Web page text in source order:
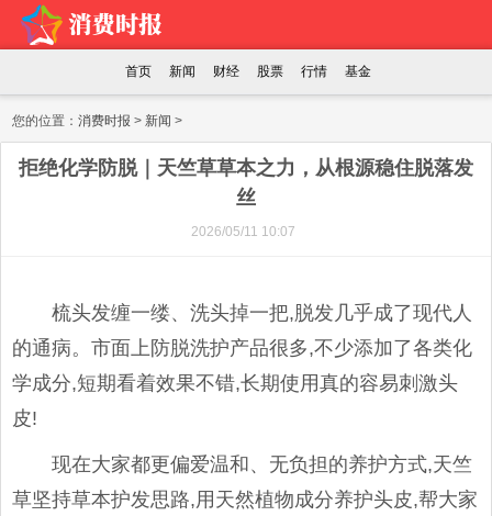
首页 新闻 财经 股票 行情 基金
您的位置：消费时报 > 新闻 >
拒绝化学防脱｜天竺草草本之力，从根源稳住脱落发
丝
2026/05/11 10:07
梳头发缠一缕、洗头掉一把,脱发几乎成了现代人
的通病。市面上防脱洗护产品很多,不少添加了各类化
学成分,短期看着效果不错,长期使用真的容易刺激头
皮!
现在大家都更偏爱温和、无负担的养护方式,天竺
草坚持草本护发思路,用天然植物成分养护头皮,帮大家